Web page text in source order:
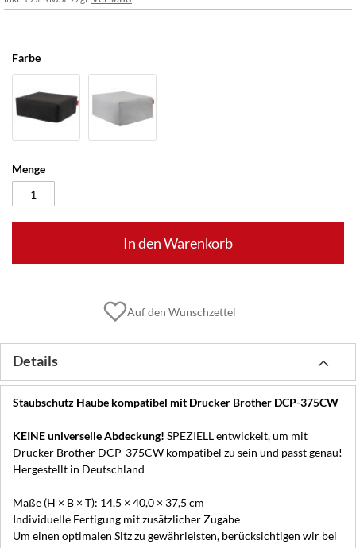
Farbe
Menge
In den Warenkorb
Auf den Wunschzettel
Details
Staubschutz Haube kompatibel mit Drucker Brother DCP-375CW
KEINE universelle Abdeckung! SPEZIELL entwickelt, um mit
Drucker Brother DCP-375CW kompatibel zu sein und passt genau!
Hergestellt in Deutschland
Maße (H × B × T): 14,5 × 40,0 × 37,5 cm
Individuelle Fertigung mit zusätzlicher Zugabe
Um einen optimalen Sitz zu gewährleisten, berücksichtigen wir bei